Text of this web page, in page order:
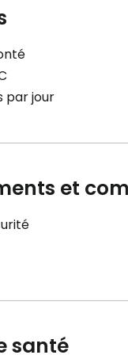
par jour
et
santé